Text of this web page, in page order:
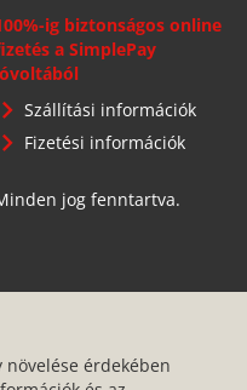
ig biztonságos online
a SimplePay
Szállítási információk
Fizetési információk
jog fenntartva.
érdekében